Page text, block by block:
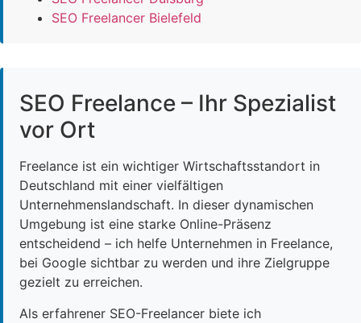
SEO Freelancer Bielefeld
SEO Freelance – Ihr Spezialist
vor Ort
Freelance ist ein wichtiger Wirtschaftsstandort in
Deutschland mit einer vielfältigen
Unternehmenslandschaft. In dieser dynamischen
Umgebung ist eine starke Online-Präsenz
entscheidend – ich helfe Unternehmen in Freelance,
bei Google sichtbar zu werden und ihre Zielgruppe
gezielt zu erreichen.
Als erfahrener SEO-Freelancer biete ich